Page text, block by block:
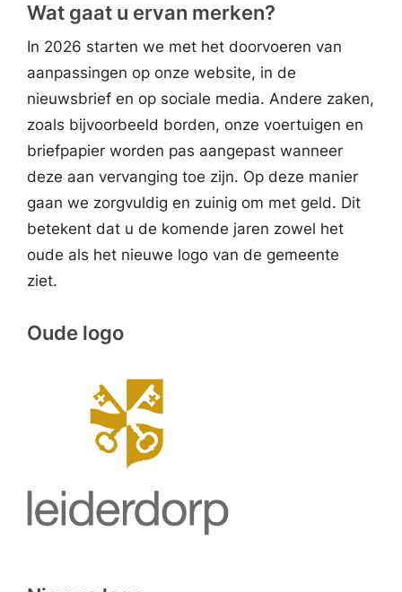
Wat gaat u ervan merken?
In 2026 starten we met het doorvoeren van
aanpassingen op onze website, in de
nieuwsbrief en op sociale media. Andere zaken,
zoals bijvoorbeeld borden, onze voertuigen en
briefpapier worden pas aangepast wanneer
deze aan vervanging toe zijn. Op deze manier
gaan we zorgvuldig en zuinig om met geld. Dit
betekent dat u de komende jaren zowel het
oude als het nieuwe logo van de gemeente
ziet.
Oude logo